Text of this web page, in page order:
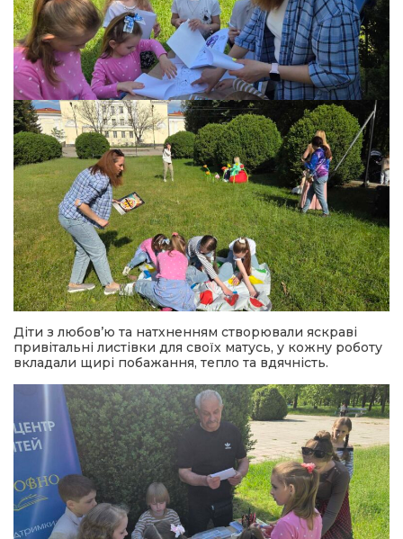
Діти з любов’ю та натхненням створювали яскраві
привітальні листівки для своїх матусь, у кожну роботу
вкладали щирі побажання, тепло та вдячність.